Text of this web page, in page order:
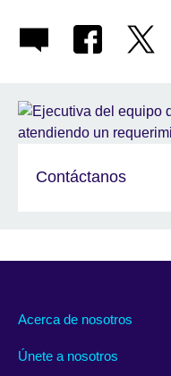
Contáctanos
Acerca de nosotros
Únete a nosotros